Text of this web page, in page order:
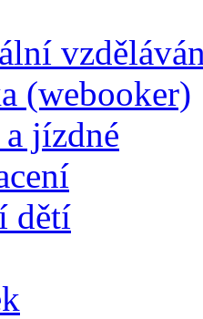
(webooker)
jízdné
dětí